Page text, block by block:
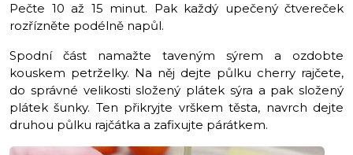
Pečte 10 až 15 minut. Pak každý upečený čtvereček
rozřízněte podélně napůl.
Spodní část namažte taveným sýrem a ozdobte
kouskem petrželky. Na něj dejte půlku cherry rajčete,
do správné velikosti složený plátek sýra a pak složený
plátek šunky. Ten přikryjte vrškem těsta, navrch dejte
druhou půlku rajčátka a zafixujte párátkem.